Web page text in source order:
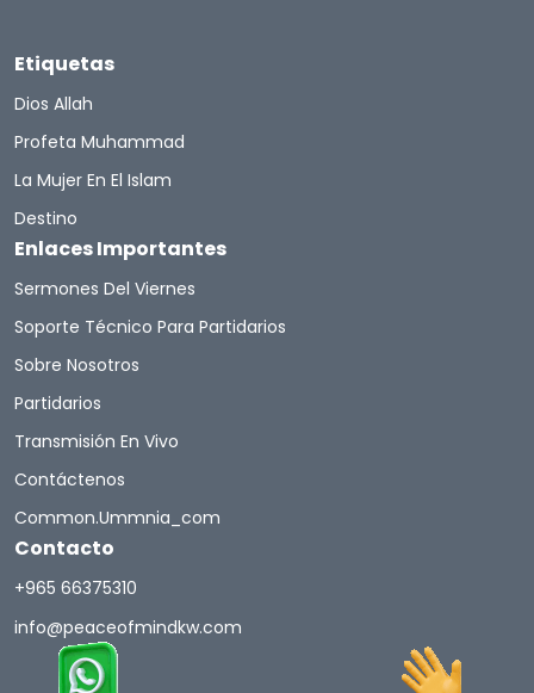
Etiquetas
Dios Allah
Profeta Muhammad
La Mujer En El Islam
Destino
Enlaces Importantes
Sermones Del Viernes
Soporte Técnico Para Partidarios
Sobre Nosotros
Partidarios
Transmisión En Vivo
Contáctenos
Common.ummnia_com
Contacto
+965 66375310
info@peaceofmindkw.com